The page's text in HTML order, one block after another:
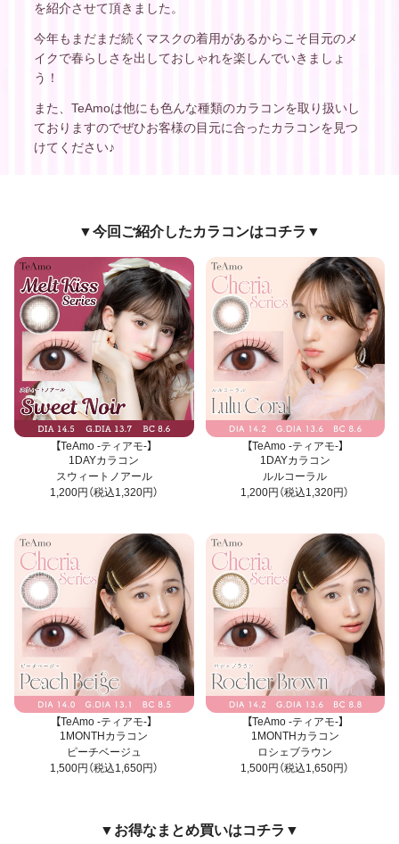
を紹介させて頂きました。
今年もまだまだ続くマスクの着用があるからこそ目元のメ
イクで春らしさを出しておしゃれを楽しんでいきましょ
う！
また、TeAmoは他にも色んな種類のカラコンを取り扱いし
ておりますのでぜひお客様の目元に合ったカラコンを見つ
けてください♪
▼今回ご紹介したカラコンはコチラ▼
【TeAmo -ティアモ-】
1DAYカラコン
スウィートノアール
1,200円（税込1,320円）
【TeAmo -ティアモ-】
1DAYカラコン
ルルコーラル
1,200円（税込1,320円）
【TeAmo -ティアモ-】
1MONTHカラコン
ピーチベージュ
1,500円（税込1,650円）
【TeAmo -ティアモ-】
1MONTHカラコン
ロシェブラウン
1,500円（税込1,650円）
▼お得なまとめ買いはコチラ▼